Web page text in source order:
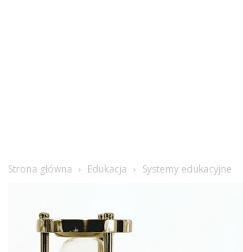
Strona główna Edukacja Systemy edukacyjne